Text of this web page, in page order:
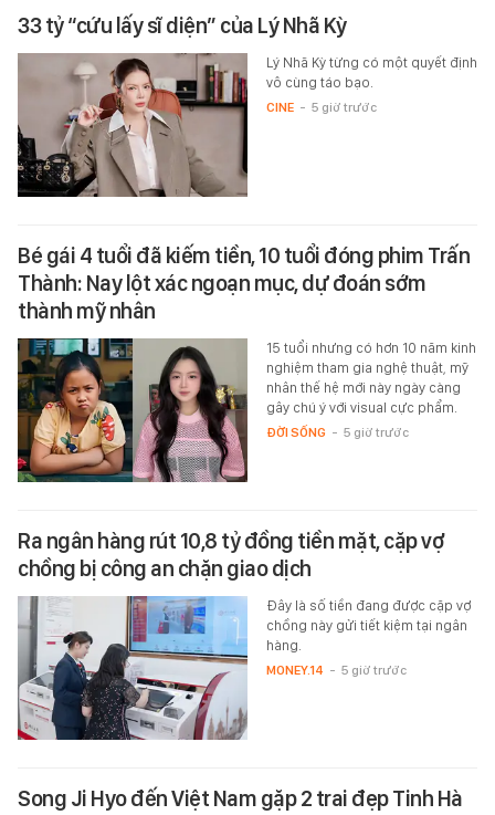
33 tỷ “cứu lấy sĩ diện” của Lý Nhã Kỳ
Lý Nhã Kỳ từng có một quyết định
vô cùng táo bạo.
CINE - 5 giờ trước
Bé gái 4 tuổi đã kiếm tiền, 10 tuổi đóng phim Trấn
Thành: Nay lột xác ngoạn mục, dự đoán sớm
thành mỹ nhân
15 tuổi nhưng có hơn 10 năm kinh
nghiệm tham gia nghệ thuật, mỹ
nhân thế hệ mới này ngày càng
gây chú ý với visual cực phẩm.
ĐỜI SỐNG - 5 giờ trước
Ra ngân hàng rút 10,8 tỷ đồng tiền mặt, cặp vợ
chồng bị công an chặn giao dịch
Đây là số tiền đang được cặp vợ
chồng này gửi tiết kiệm tại ngân
hàng.
MONEY.14 - 5 giờ trước
Song Ji Hyo đến Việt Nam gặp 2 trai đẹp Tinh Hà